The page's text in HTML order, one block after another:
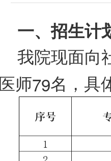
一、招生计
我院现面向
医师79名，具